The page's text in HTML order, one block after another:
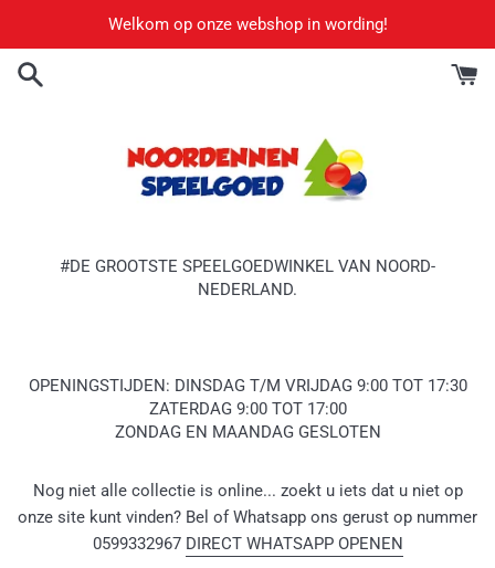
content
Welkom op onze webshop in wording!
#DE GROOTSTE SPEELGOEDWINKEL VAN NOORD-
NEDERLAND.
OPENINGSTIJDEN: DINSDAG T/M VRIJDAG 9:00 TOT 17:30
ZATERDAG 9:00 TOT 17:00
ZONDAG EN MAANDAG GESLOTEN
Nog niet alle collectie is online... zoekt u iets dat u niet op
onze site kunt vinden? Bel of Whatsapp ons gerust op nummer
0599332967 DIRECT WHATSAPP OPENEN